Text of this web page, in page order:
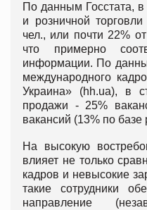
По данным Госстата,
и розничной
чел., или почти 22%
что примерно
информации. По
международного
Украина» (hh.ua), в
продажи - 25%
вакансий (13% по базе
На высокую
влияет не только
кадров и невысокие
такие сотрудники
направление